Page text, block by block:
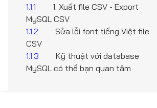
1.1.1
1. Xuất file CSV - Export
MySQL CSV
1.1.2
Sửa lỗi font tiếng Việt file
CSV
1.1.3
Kỹ thuật với database
MySQL có thể bạn quan tâm